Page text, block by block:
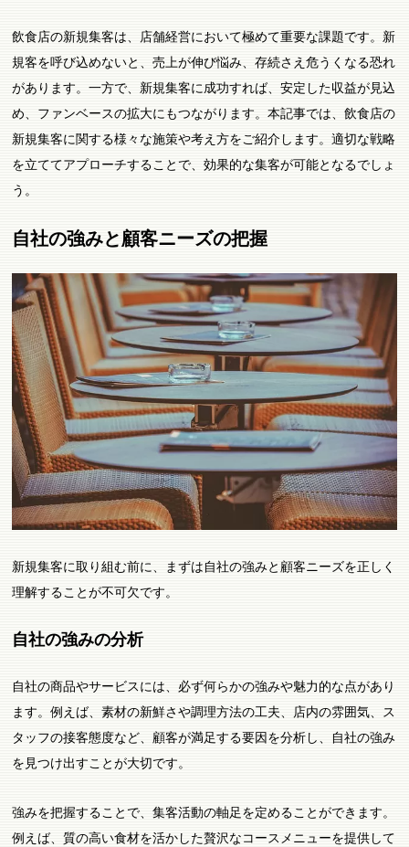
飲食店の新規集客は、店舗経営において極めて重要な課題です。新
規客を呼び込めないと、売上が伸び悩み、存続さえ危うくなる恐れ
があります。一方で、新規集客に成功すれば、安定した収益が見込
め、ファンベースの拡大にもつながります。本記事では、飲食店の
新規集客に関する様々な施策や考え方をご紹介します。適切な戦略
を立ててアプローチすることで、効果的な集客が可能となるでしょ
う。
自社の強みと顧客ニーズの把握
新規集客に取り組む前に、まずは自社の強みと顧客ニーズを正しく
理解することが不可欠です。
自社の強みの分析
自社の商品やサービスには、必ず何らかの強みや魅力的な点があり
ます。例えば、素材の新鮮さや調理方法の工夫、店内の雰囲気、ス
タッフの接客態度など、顧客が満足する要因を分析し、自社の強み
を見つけ出すことが大切です。
強みを把握することで、集客活動の軸足を定めることができます。
例えば、質の高い食材を活かした贅沢なコースメニューを提供して